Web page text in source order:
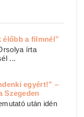
élőbb a filmnél”
írta
...
egyért!” –
Szegeden
után idén